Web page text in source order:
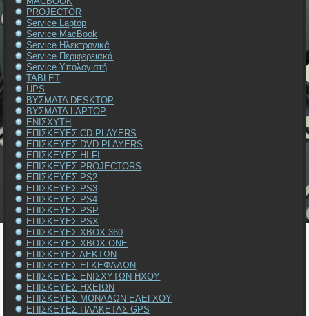
PROJECTOR
Service Laptop
Service MacBook
Service Ηλεκτρονικά
Service Περιφερειακά
Service Υπολογιστή
TABLET
UPS
ΒΥΣΜΑΤΑ DESKTOP
ΒΥΣΜΑΤΑ LAPTOP
ΕΝΙΣΧΥΤΗ
ΕΠΙΣΚΕΥΕΣ CD PLAYERS
ΕΠΙΣΚΕΥΕΣ DVD PLAYERS
ΕΠΙΣΚΕΥΕΣ HI-FI
ΕΠΙΣΚΕΥΕΣ PROJECTORS
ΕΠΙΣΚΕΥΕΣ PS2
ΕΠΙΣΚΕΥΕΣ PS3
ΕΠΙΣΚΕΥΕΣ PS4
ΕΠΙΣΚΕΥΕΣ PSP
ΕΠΙΣΚΕΥΕΣ PSX
ΕΠΙΣΚΕΥΕΣ XBOX 360
ΕΠΙΣΚΕΥΕΣ XBOX ONE
ΕΠΙΣΚΕΥΕΣ ΔΕΚΤΩΝ
ΕΠΙΣΚΕΥΕΣ ΕΓΚΕΦΑΛΩΝ
ΕΠΙΣΚΕΥΕΣ ΕΝΙΣΧΥΤΩΝ ΗΧΟΥ
ΕΠΙΣΚΕΥΕΣ ΗΧΕΙΩΝ
ΕΠΙΣΚΕΥΕΣ ΜΟΝΑΔΩΝ ΕΛΕΓΧΟΥ
ΕΠΙΣΚΕΥΕΣ ΠΛΑΚΕΤΑΣ GPS